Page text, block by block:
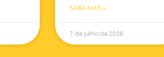
SAIBA MAIS »
7 de julho de 2026